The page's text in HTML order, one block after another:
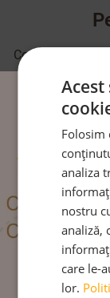
Copilul are o
Folosim
analiza
nostru
analiză,
care le-
lor.